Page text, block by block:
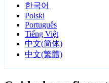
한국어
Polski
Português
Tiếng Việt
中文(简体)
中文(繁體)